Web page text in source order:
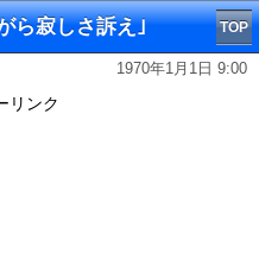
ら寂しさ訴え｣ TOP
1970年1月1日 9:00
リンク